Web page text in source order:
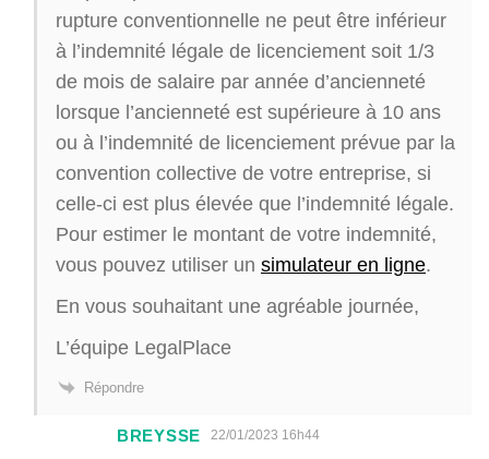
rupture conventionnelle ne peut être inférieur
à l’indemnité légale de licenciement soit 1/3
de mois de salaire par année d’ancienneté
lorsque l’ancienneté est supérieure à 10 ans
ou à l’indemnité de licenciement prévue par la
convention collective de votre entreprise, si
celle-ci est plus élevée que l’indemnité légale.
Pour estimer le montant de votre indemnité,
vous pouvez utiliser un simulateur en ligne.
En vous souhaitant une agréable journée,
L’équipe LegalPlace
Répondre
BREYSSE 22/01/2023 16h44